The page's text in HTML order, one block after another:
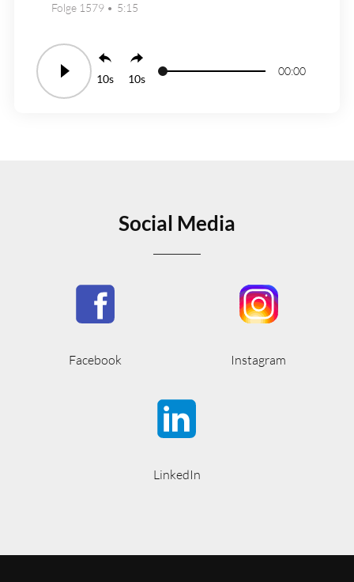
Folge 1579 5:15
10 10
00:00
Social Media
Facebook Instagram
LinkedIn